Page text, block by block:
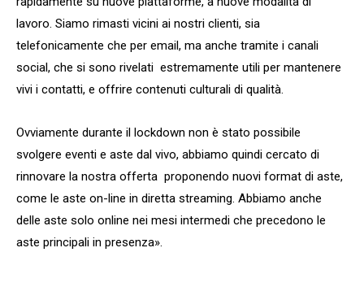
lavoro. Siamo rimasti vicini ai nostri clienti, sia
telefonicamente che per email, ma anche tramite i canali
social, che si sono rivelati estremamente utili per mantenere
vivi i contatti, e offrire contenuti culturali di qualità.
Ovviamente durante il lockdown non è stato possibile
svolgere eventi e aste dal vivo, abbiamo quindi cercato di
rinnovare la nostra offerta proponendo nuovi format di aste,
come le aste on-line in diretta streaming. Abbiamo anche
delle aste solo online nei mesi intermedi che precedono le
aste principali in presenza».